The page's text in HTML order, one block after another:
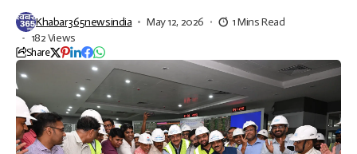
Khabar365newsindia May 12, 2026
1 Mins Read
182 Views
Share